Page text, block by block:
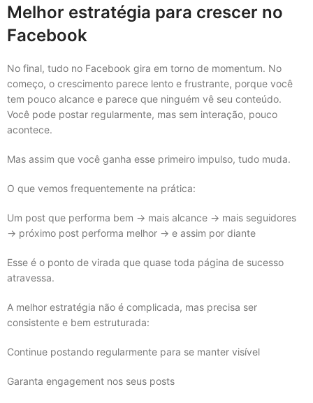
Melhor estratégia para crescer no
Facebook
No final, tudo no Facebook gira em torno de momentum. No
começo, o crescimento parece lento e frustrante, porque você
tem pouco alcance e parece que ninguém vê seu conteúdo.
Você pode postar regularmente, mas sem interação, pouco
acontece.
Mas assim que você ganha esse primeiro impulso, tudo muda.
O que vemos frequentemente na prática:
Um post que performa bem → mais alcance → mais seguidores
→ próximo post performa melhor → e assim por diante
Esse é o ponto de virada que quase toda página de sucesso
atravessa.
A melhor estratégia não é complicada, mas precisa ser
consistente e bem estruturada:
Continue postando regularmente para se manter visível
Garanta engagement nos seus posts